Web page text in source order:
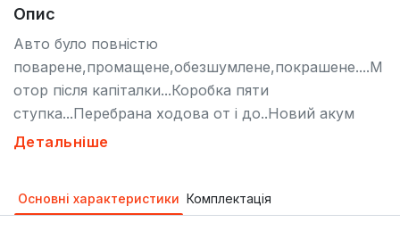
Опис
Авто було повністю
поварене,промащене,обезшумлене,покрашене....М
отор після капіталки...Коробка пяти
ступка...Перебрана ходова от і до..Новий акум
який наїздив кілотрів з 30..... Новий салон а
кавролін...Нові чохли...Нові коврики з пробігом 200
Детальніше
Основні характеристики Комплектація